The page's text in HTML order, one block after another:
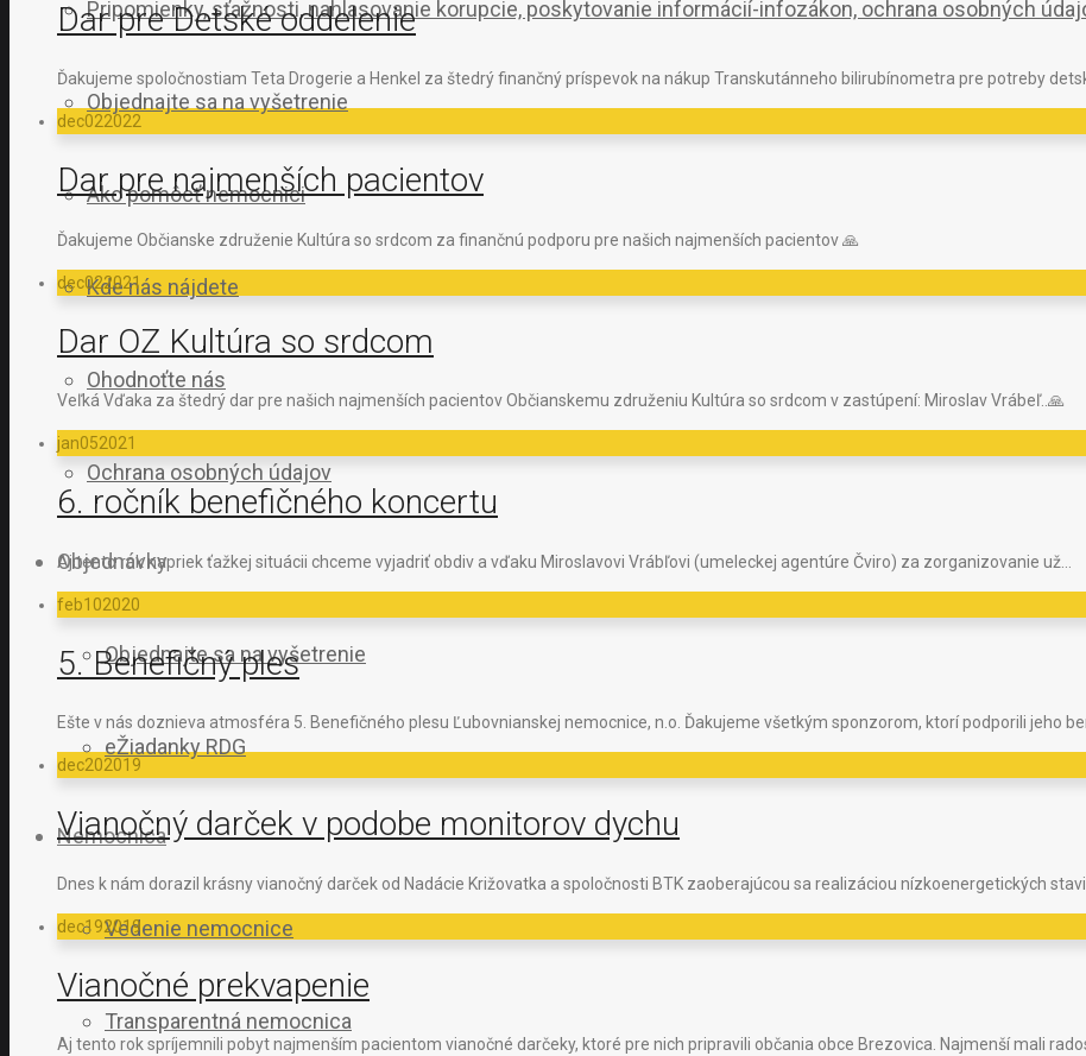
Pripomienky, sťažnosti, nahlasovanie korupcie, poskytovanie informácií-infozákon, ochrana osobných
Objednajte sa na vyšetrenie
Ako pomôcť nemocnici
Kde nás nájdete
Ohodnoťte nás
Ochrana osobných údajov
Objednávky
Objednajte sa na vyšetrenie
eŽiadanky RDG
Nemocnica
Vedenie nemocnice
Transparentná nemocnica
Dar pre Detské oddelenie
Ďakujeme spoločnostiam Teta Drogerie a Henkel za štedrý finančný príspevok na nákup Transkutánneho bilirubínometra pre potreby
dec022022
Dar pre najmenších pacientov
Ďakujeme Občianske združenie Kultúra so srdcom za finančnú podporu pre našich najmenších pacientov 🙏
dec022021
Dar OZ Kultúra so srdcom
Veľká Vďaka za štedrý dar pre našich najmenších pacientov Občianskemu združeniu Kultúra so srdcom v zastúpení: Miroslav Vrábeľ..🙏
jan052021
6. ročník benefičného koncertu
Aj tento rok napriek ťažkej situácii chceme vyjadriť obdiv a vďaku Miroslavovi Vrábľovi (umeleckej agentúre Čviro) za zorganizovanie už…
feb102020
5. Benefičný ples
Ešte v nás doznieva atmosféra 5. Benefičného plesu Ľubovnianskej nemocnice, n.o. Ďakujeme všetkým sponzorom, ktorí podporili jeho
dec202019
Vianočný darček v podobe monitorov dychu
Dnes k nám dorazil krásny vianočný darček od Nadácie Križovatka a spoločnosti BTK zaoberajúcou sa realizáciou nízkoenergetických
dec192019
Vianočné prekvapenie
Aj tento rok spríjemnili pobyt najmenším pacientom vianočné darčeky, ktoré pre nich pripravili občania obce Brezovica. Najmenší mali